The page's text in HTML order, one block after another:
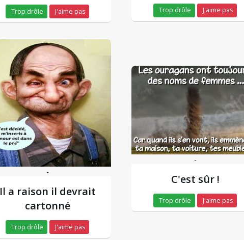
Trop drôle J'aime pas Trop drôle J'aime pas
-
Il a raison il devrait
cartonné
Trop drôle J'aime pas
-
C'est sûr !
Trop drôle J'aime pas